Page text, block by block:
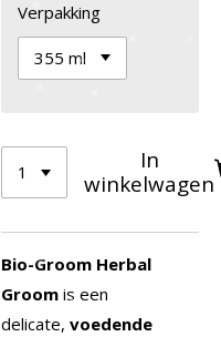
Verpakking
In
winkelwagen
Bio-Groom Herbal
Groom is een
delicate, voedende